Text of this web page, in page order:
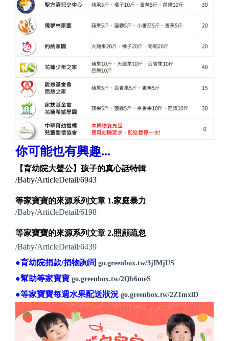
你可能也有興趣...
【育幼院大聲公】孩子的真心話特輯
/Baby/ArticleDetail/6943
等家寶寶的來源系列文章 1.家庭暴力
/Baby/ArticleDetail/6198
等家寶寶的來源系列文章 2.照顧疏忽
/Baby/ArticleDetail/6439
●育幼院捐款/捐物詢問 go.greenbox.tw/3jIMjUS
●幫助等家寶寶 go.greenbox.tw/2Qb6meS
●等家寶寶每週水果配送狀況 go.greenbox.tw/2Z1mxlD